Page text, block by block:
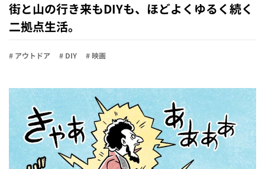
街と山の行き来もDIYも、ほどよくゆるく続く
二拠点生活。
# アウトドア # DIY # 映画